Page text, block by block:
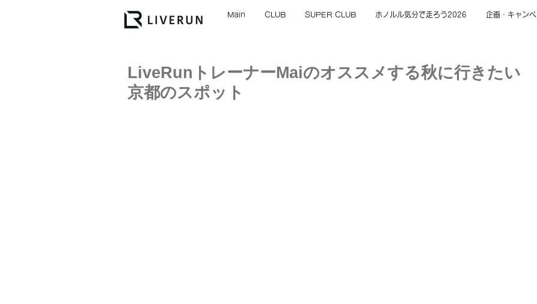
Main CLUB SUPER CLUB ホノルル気分で走ろう2026 企画・キャン
LiveRunトレーナーMaiのオススメする秋に行きたい
京都のスポット